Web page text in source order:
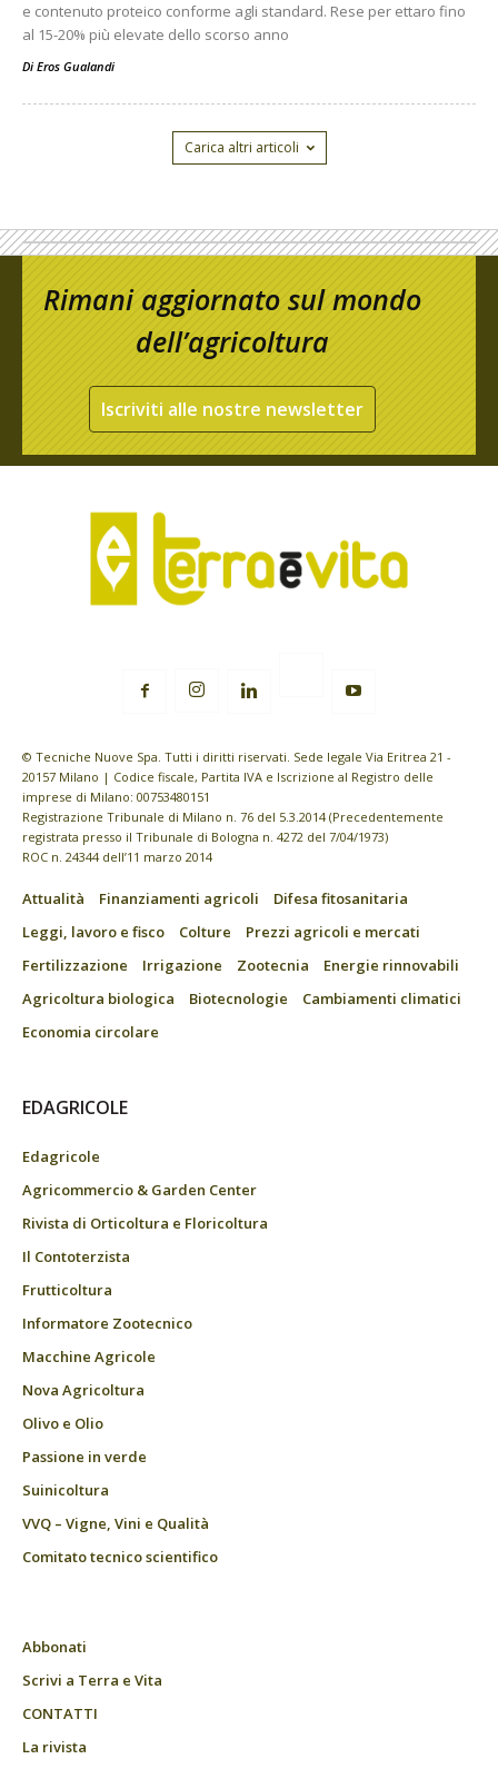
e contenuto proteico conforme agli standard. Rese per ettaro fino
al 15-20% più elevate dello scorso anno
Di Eros Gualandi
Carica altri articoli
Rimani aggiornato sul mondo
dell’agricoltura
Iscriviti alle nostre newsletter
© Tecniche Nuove Spa. Tutti i diritti riservati. Sede legale Via Eritrea 21 -
20157 Milano | Codice fiscale, Partita IVA e Iscrizione al Registro delle
imprese di Milano: 00753480151
Registrazione Tribunale di Milano n. 76 del 5.3.2014 (Precedentemente
registrata presso il Tribunale di Bologna n. 4272 del 7/04/1973)
ROC n. 24344 dell’11 marzo 2014
Attualità Finanziamenti agricoli
Difesa fitosanitaria
Leggi, lavoro e fisco
Colture
Prezzi agricoli e mercati
Fertilizzazione
Irrigazione Zootecnia
Energie rinnovabili
Agricoltura biologica
Biotecnologie
Cambiamenti climatici
Economia circolare
EDAGRICOLE
Edagricole
Agricommercio & Garden Center
Rivista di Orticoltura e Floricoltura
Il Contoterzista
Frutticoltura
Informatore Zootecnico
Macchine Agricole
Nova Agricoltura
Olivo e Olio
Passione in verde
Suinicoltura
VVQ – Vigne, Vini e Qualità
Comitato tecnico scientifico
Abbonati
Scrivi a Terra e Vita
CONTATTI
La rivista